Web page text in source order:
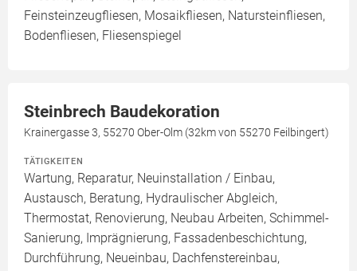
Feinsteinzeugfliesen, Mosaikfliesen, Natursteinfliesen,
Bodenfliesen, Fliesenspiegel
Steinbrech Baudekoration
Krainergasse 3, 55270 Ober-Olm (32km von 55270 Feilbingert)
TÄTIGKEITEN
Wartung, Reparatur, Neuinstallation / Einbau,
Austausch, Beratung, Hydraulischer Abgleich,
Thermostat, Renovierung, Neubau Arbeiten, Schimmel-
Sanierung, Imprägnierung, Fassadenbeschichtung,
Durchführung, Neueinbau, Dachfenstereinbau,